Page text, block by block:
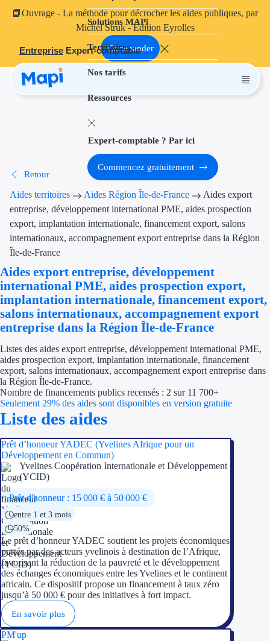
📘Ouvrage - La méthode pour décrocher les aides publiques, par
Michel Struk - Édition Eyrolles
Commander
Entreprise Expert-comptable
Solutions MAPi
Territoires
Nos tarifs
Ressources
Projets finançables
Aides à
Aides
Thématiques
Financement
Transition
Économies
Aides RSE
Création
Cession
Aides
Type de financements
Concours
Réduction des
Investir dans
Expert-comptable ? Par ici
Commencez gratuitement
Retour
Aides territoires Aides Région Île-de-France
Aides export
entreprise, développement international PME, aides prospection
export, implantation internationale, financement export, salons
internationaux, accompagnement export entreprise dans la Région
Île-de-France
Aides export entreprise, développement
international PME, aides prospection export,
implantation internationale, financement export,
salons internationaux, accompagnement export
entreprise dans la Région Île-de-France
Listes des aides export entreprise, développement international PME,
aides prospection export, implantation internationale, financement
export, salons internationaux, accompagnement export entreprise dans
la Région Île-de-France.
Nombre de financements publics recensés : 2 sur 11 700+
Seulement 29% des aides sont disponibles en version gratuite
Liste des aides
Prêt d’honneur YADEC (Yvelines Afrique pour un
Développement en Commun)
Yvelines Coopération Internationale et Développement
(YCID)
Prêt d'honneur : 15 000 € à 50 000 €
entre 1 et 3 mois
50%
Le prêt d’honneur YADEC soutient les projets économiques
portés par des acteurs yvelinois à destination de l’Afrique,
favorisant la réduction de la pauvreté et le développement
des échanges économiques entre les Yvelines et le continent
africain. Ce dispositif propose un financement à taux zéro
jusqu’à 50 000 € pour des initiatives à fort impact.
En savoir plus
PM'up